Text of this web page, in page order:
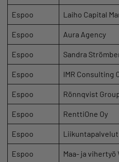
Espoo Laiho Capital
Espoo Aura Agency
Espoo Sandra
Espoo IMR Consulting
Espoo Rönnqvist
Espoo RenttiOne Oy
Espoo Liikuntapalvelut
Espoo Maa- ja vihertyö